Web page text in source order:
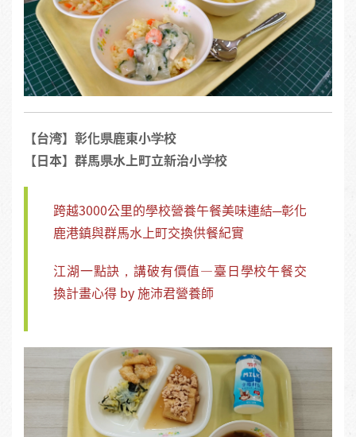
【台湾】彰化県鹿東小学校
【日本】群馬県水上町立新治小学校
跨越3000公里的學校營養午餐美味連結─彰化
鹿港鎮與群馬水上町交換供餐紀實
江湖一點訣，講破有價值—臺日學校午餐交
換計畫心得 by 施沛君營養師